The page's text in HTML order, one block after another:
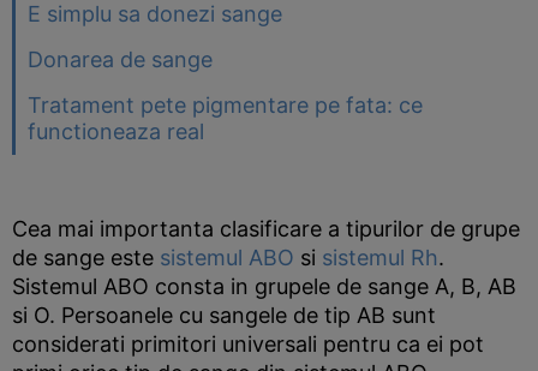
E simplu sa donezi sange
Donarea de sange
Tratament pete pigmentare pe fata: ce
functioneaza real
Cea mai importanta clasificare a tipurilor de grupe
de sange este sistemul ABO si sistemul Rh.
Sistemul ABO consta in grupele de sange A, B, AB
si O. Persoanele cu sangele de tip AB sunt
considerati primitori universali pentru ca ei pot